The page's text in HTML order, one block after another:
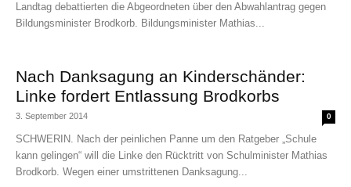
Landtag debattierten die Abgeordneten über den Abwahlantrag gegen
Bildungsminister Brodkorb. Bildungsminister Mathias...
Nach Danksagung an Kinderschänder:
Linke fordert Entlassung Brodkorbs
3. September 2014 0
SCHWERIN. Nach der peinlichen Panne um den Ratgeber „Schule
kann gelingen“ will die Linke den Rücktritt von Schulminister Mathias
Brodkorb. Wegen einer umstrittenen Danksagung...